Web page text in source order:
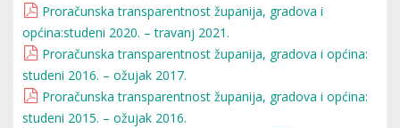
Proračunska transparentnost županija, gradova i
općina:studeni 2020. – travanj 2021.
Proračunska transparentnost županija, gradova i općina:
studeni 2016. – ožujak 2017.
Proračunska transparentnost županija, gradova i općina:
studeni 2015. – ožujak 2016.